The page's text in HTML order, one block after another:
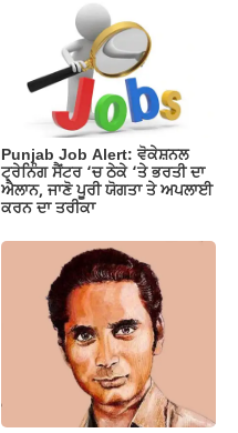
Punjab Job Alert: ਵੋਕੇਸ਼ਨਲ
ਟ੍ਰੇਨਿੰਗ ਸੈਂਟਰ ‘ਚ ਠੇਕੇ ‘ਤੇ ਭਰਤੀ ਦਾ
ਐਲਾਨ, ਜਾਣੋ ਪੂਰੀ ਯੋਗਤਾ ਤੇ ਅਪਲਾਈ
ਕਰਨ ਦਾ ਤਰੀਕਾ